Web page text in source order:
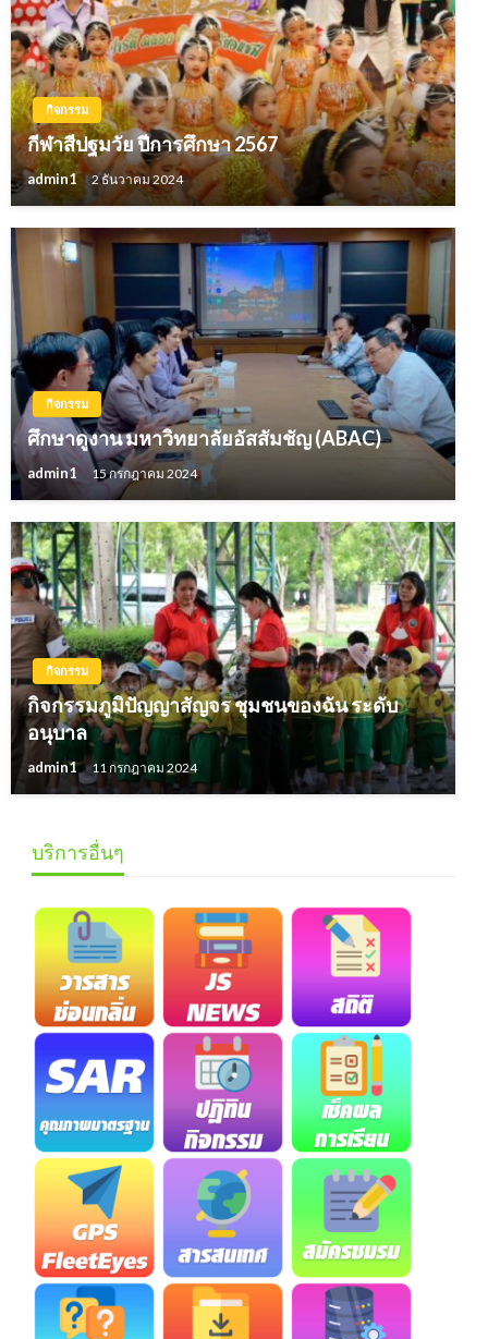
กิจกรรม
กีฬาสีปฐมวัย ปีการศึกษา 2567
admin1 2 ธันวาคม 2024
กิจกรรม
ศึกษาดูงาน มหาวิทยาลัยอัสสัมชัญ (ABAC)
admin1 15 กรกฎาคม 2024
กิจกรรม
กิจกรรมภูมิปัญญาสัญจร ชุมชนของฉัน ระดับ
อนุบาล
admin1 11 กรกฎาคม 2024
บริการอื่นๆ